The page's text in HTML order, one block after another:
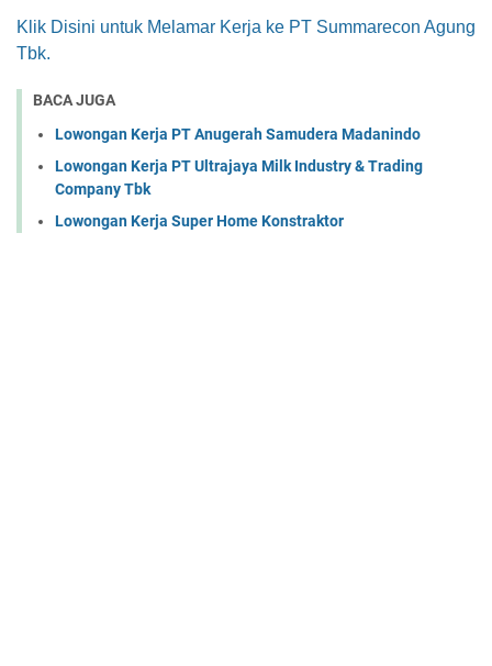
Klik Disini untuk Melamar Kerja ke PT Summarecon Agung
Tbk.
BACA JUGA
Lowongan Kerja PT Anugerah Samudera Madanindo
Lowongan Kerja PT Ultrajaya Milk Industry & Trading
Company Tbk
Lowongan Kerja Super Home Konstraktor